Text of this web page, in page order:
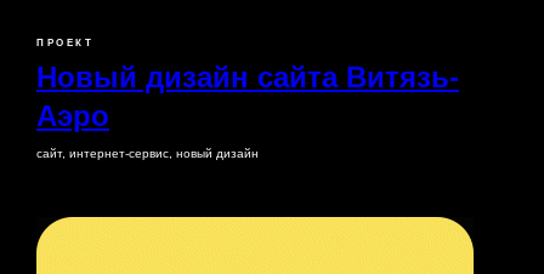
ПРОЕКТ
Новый дизайн сайта Витязь-
Аэро
сайт, интернет-сервис, новый дизайн